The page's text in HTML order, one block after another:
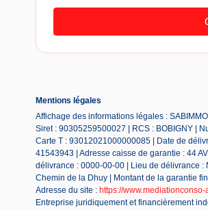
Mentions légales
Affichage des informations légales :
Siret : 90305259500027 | RCS : BOBIGNY |
Carte T : 93012021000000085 | Date de
41543943 | Adresse caisse de garantie : 44
délivrance : 0000-00-00 | Lieu de délivrance :
Chemin de la Dhuy | Montant de la garantie
Adresse du site : https://www.mediationconso-
Entreprise juridiquement et financièrement